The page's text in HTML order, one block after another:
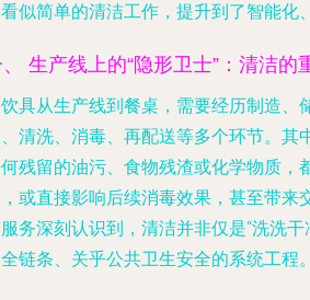
似简单的清洁工作，提升到了智能化
生产线上的“隐形卫士”：清洁的
具从生产线到餐桌，需要经历制造、
清洗、消毒、再配送等多个环节。其
残留的油污、食物残渣或化学物质，
或直接影响后续消毒效果，甚至带来
务深刻认识到，清洁并非仅是“洗洗
链条、关乎公共卫生安全的系统工程。